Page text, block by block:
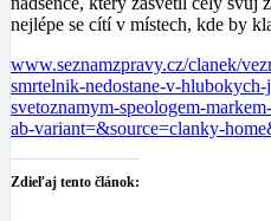
nejlépe se cítí v místech, kde by
www.seznamzpravy.cz/clanek/
smrtelnik-nedostane-v-
svetoznamym-speologem-
ab-variant=&source=clanky-
Zdieľaj tento článok: